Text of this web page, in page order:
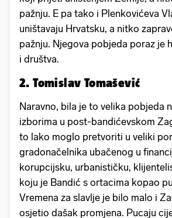
pažnju. E pa tako i Plenkovićeva
uništavaju Hrvatsku, a nitko
pažnju. Njegova pobjeda poraz je
i društva.
2. Tomislav Tomašević
Naravno, bila je to velika pobjeda
izborima u post-bandićevskom
to lako moglo pretvoriti u veliki
gradonačelnika ubačenog u
korupcijsku, urbanističku,
koju je Bandić s ortacima kopao
Vremena za slavlje je bilo malo i
osjetio dašak promjena. Pucaju